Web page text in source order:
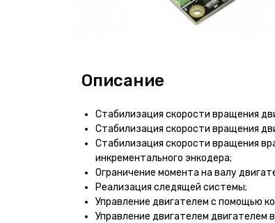
Описание
Стабилизация скорости вращения
Стабилизация скорости вращения
Стабилизация скорости вращения
инкрементального энкодера;
Ограничение момента на валу
Реализация следящей системы;
Управление двигателем с помощью
Управление двигателем двигателем